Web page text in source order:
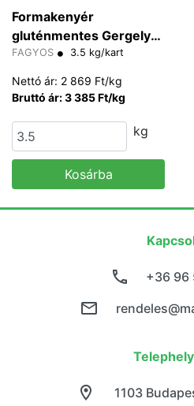
Formakenyér
gluténmentes Gergely
350 g/db
FAGYOS 3.5 kg/kart
Nettó ár: 2 869 Ft/kg
Bruttó ár: 3 385 Ft/kg
kg
Kosárba
+36 96
1103